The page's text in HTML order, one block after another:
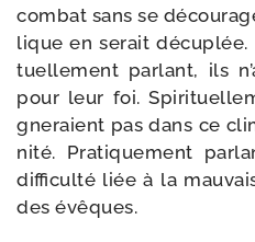
com­bat sans se
lique en serait
tuel­le­ment par­lant, ils
pour leur foi.
gne­raient pas dans ce
ni­té. Pratiquement
dif­fi­cul­té liée à la
des évêques.